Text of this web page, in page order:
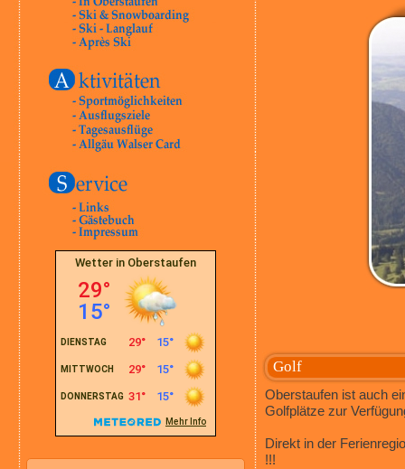
Golf
Oberstaufen ist auch
Golfplätze zur
Direkt in der
!!!